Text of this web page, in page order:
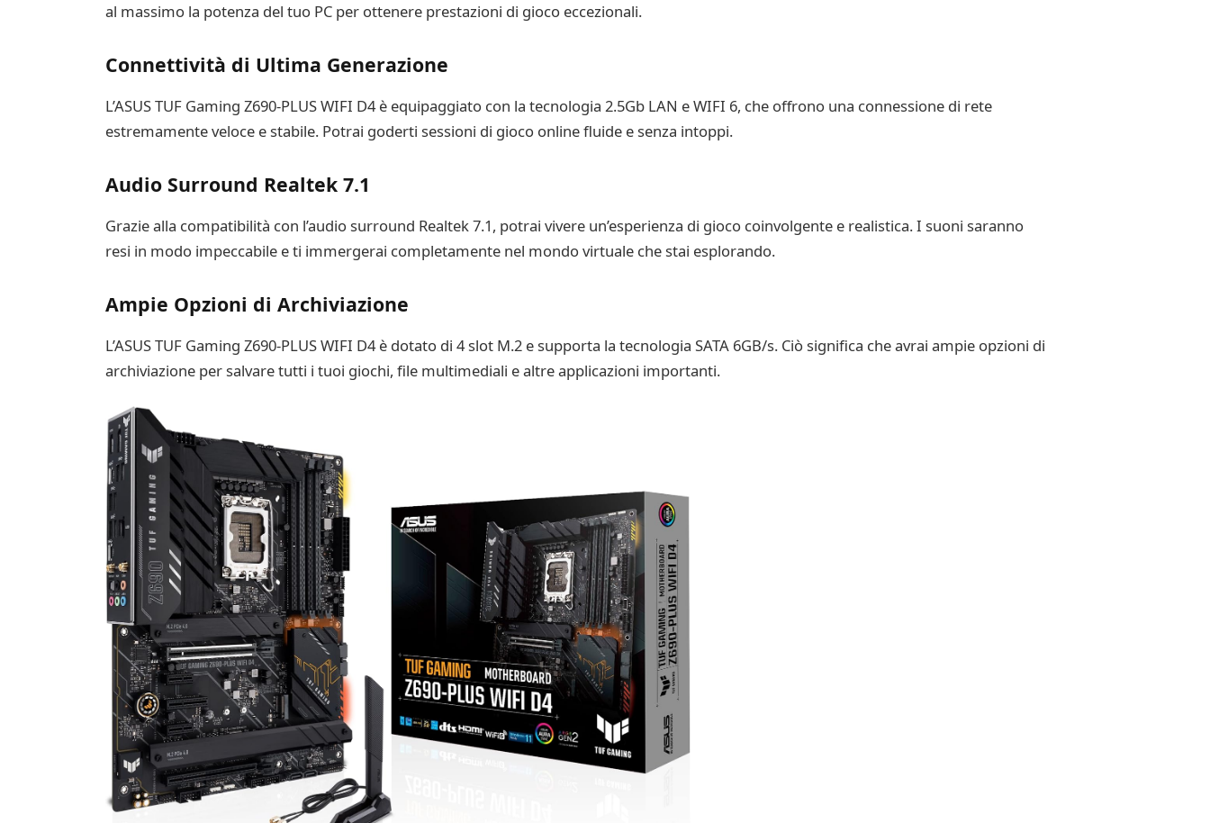
al massimo la potenza del tuo PC per ottenere prestazioni di gioco eccezionali.
Connettività di Ultima Generazione
L’ASUS TUF Gaming Z690-PLUS WIFI D4 è equipaggiato con la tecnologia 2.5Gb LAN e WIFI 6, che offrono una connessione di rete
estremamente veloce e stabile. Potrai goderti sessioni di gioco online fluide e senza intoppi.
Audio Surround Realtek 7.1
Grazie alla compatibilità con l’audio surround Realtek 7.1, potrai vivere un’esperienza di gioco coinvolgente e realistica. I suoni saranno
resi in modo impeccabile e ti immergerai completamente nel mondo virtuale che stai esplorando.
Ampie Opzioni di Archiviazione
L’ASUS TUF Gaming Z690-PLUS WIFI D4 è dotato di 4 slot M.2 e supporta la tecnologia SATA 6GB/s. Ciò significa che avrai ampie opzioni di
archiviazione per salvare tutti i tuoi giochi, file multimediali e altre applicazioni importanti.